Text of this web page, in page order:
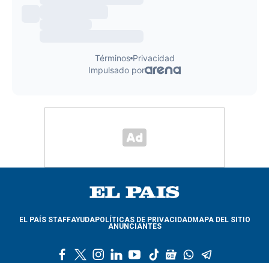
EL PAÍS STAFFAYUDAPOLÍTICAS DE PRIVACIDADMAPA DEL SITIO
ANUNCIANTES
l
y
t
g
w